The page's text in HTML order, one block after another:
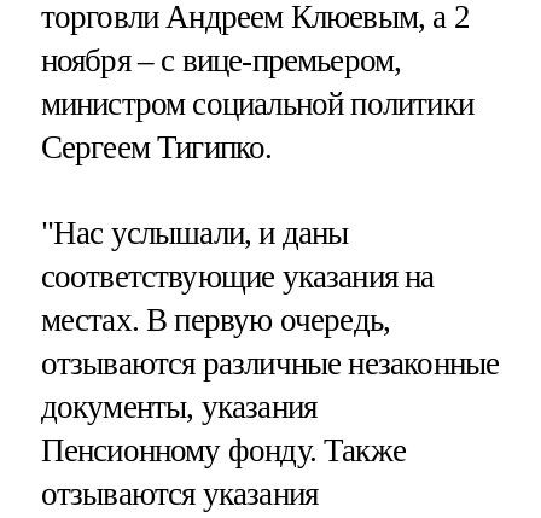
торговли Андреем Клюевым, а 2
ноября – с вице-премьером,
министром социальной политики
Сергеем Тигипко.
"Нас услышали, и даны
соответствующие указания на
местах. В первую очередь,
отзываются различные незаконные
документы, указания
Пенсионному фонду. Также
отзываются указания